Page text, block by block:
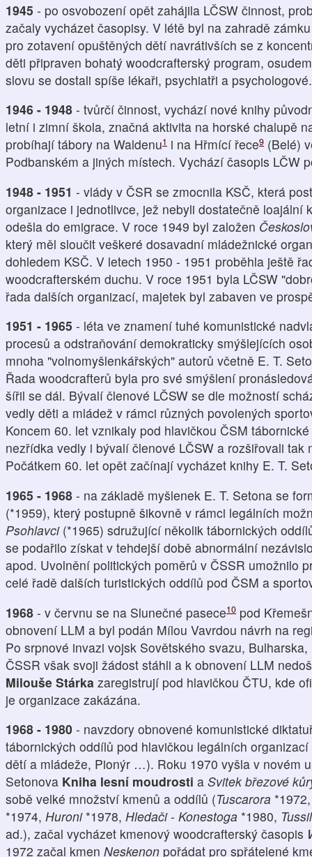
1945 - po osvobození opět zahájila LČSW činnost,
začaly vycházet časopisy. V létě byl na zahradě
pro zotavení opuštěných dětí navrátivších se z
děti připraven bohatý woodcrafterský program,
slovu se dostali spíše lékaři, psychiatři a psychologové.
1946 - 1948 - tvůrčí činnost, vychází nové knihy
letní i zimní škola, značná aktivita na horské chalupě
probíhají tábory na Waldenu1 i na Hřmící řece9 (Belé)
Podbanském a jiných místech. Vychází časopis LČW
1948 - 1951 - vlády v ČSR se zmocnila KSČ, která
organizace i jednotlivce, jež nebyli dostatečně loajální
odešla do emigrace. V roce 1949 byl založen
který měl sloučit veškeré dosavadní mládežnické
dohledem KSČ. V letech 1950 - 1951 proběhla ještě
woodcrafterském duchu. V roce 1951 byla LČSW
řada dalších organizací, majetek byl zabaven ve
1951 - 1965 - léta ve znamení tuhé komunistické
procesů a odstraňování demokraticky smýšlejících
mnoha "volnomyšlenkářských" autorů včetně E. T.
Řada woodcrafterů byla pro své smýšlení
šířil se dál. Bývalí členové LČSW se dle možností
vedly děti a mládež v rámci různých povolených
Koncem 60. let vznikaly pod hlavičkou ČSM
nezřídka vedly i bývalí členové LČSW a rozšiřovali tak
Počátkem 60. let opět začínají vycházet knihy E. T.
1965 - 1968 - na základě myšlenek E. T. Setona se
(*1959), který postupně šikovně v rámci legálních
Psohlavci(*1965) sdružující několik tábornických
se podařilo získat v tehdejší době abnormální
apod. Uvolnění politických poměrů v ČSSR umožnilo
celé řadě dalších turistických oddílů pod ČSM a
1968 - v červnu se na Slunečné pasece10 pod
obnovení LLM a byl podán Mílou Vavrdou návrh na
Po srpnové invazi vojsk Sovětského svazu,
ČSSR však svoji žádost stáhli a k obnovení LLM
Milouše Stárka zaregistrují pod hlavičkou ČTU, kde
je organizace zakázána.
1968 - 1980 - navzdory obnovené komunistické
tábornických oddílů pod hlavičkou legálních
dětí a mládeže, Pionýr …). Roku 1970 vyšla v novém
Setonova Kniha lesní moudrosti a Svitek březové
sobě velké množství kmenů a oddílů (Tuscarora
*1974, Huroni*1978, Hledači - Konestoga *1980,
ad.), začal vycházet kmenový woodcrafterský časopis
1972 začal kmen Neskenon pořádat pro spřátelené